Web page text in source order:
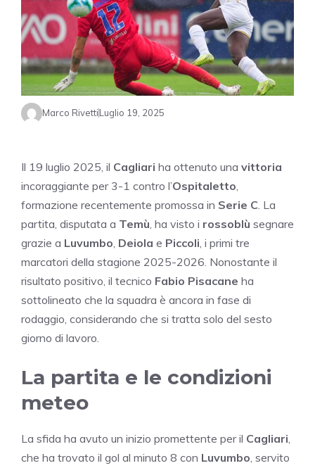
Marco RivettiLuglio 19, 2025
Il 19 luglio 2025, il Cagliari ha ottenuto una vittoria
incoraggiante per 3-1 contro l’Ospitaletto
formazione recentemente promossa in Serie C . La
partita, disputata a Temù , ha visto i rossoblù segnare
grazie a Luvumbo Deiola e Piccoli , i primi tre
marcatori della stagione 2025-2026. Nonostante il
risultato positivo, il tecnico Fabio Pisacane ha
sottolineato che la squadra è ancora in fase di
rodaggio, considerando che si tratta solo del sesto
giorno di lavoro.
La partita e le condizioni
meteo
La sfida ha avuto un inizio promettente per il Cagliari
che ha trovato il gol al minuto 8 con Luvumbo , servito